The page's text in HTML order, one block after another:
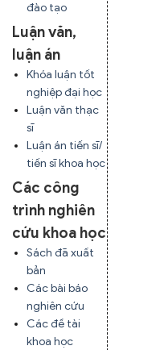
đào tạo
Luận văn,
luận án
Khóa luận tốt
nghiệp đại học
Luận văn thạc
sĩ
Luận án tiến sĩ/
tiến sĩ khoa học
Các công
trình nghiên
cứu khoa học
Sách đã xuất
bản
Các bài báo
nghiên cứu
Các đề tài
khoa học